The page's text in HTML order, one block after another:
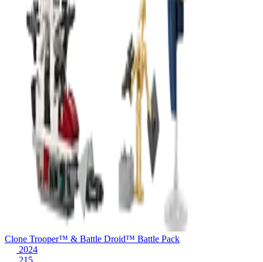
Clone Trooper™ & Battle Droid™ Battle Pack
2024
215